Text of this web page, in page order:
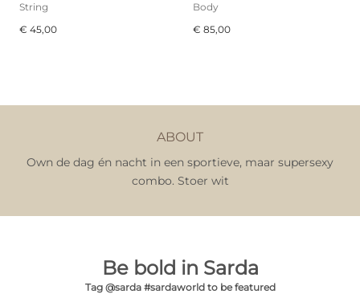
String
€ 45,00
Body
€ 85,00
ABOUT
Own de dag én nacht in een sportieve, maar supersexy
combo. Stoer wit
Be bold in Sarda
Tag @sarda #sardaworld to be featured